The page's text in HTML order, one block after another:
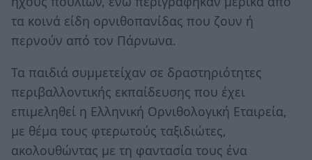
τα κοινά είδη ορνιθοπανίδας που ζουν ή
περνούν από τον Πάρνωνα.
Τα παιδιά συμμετείχαν σε δραστηριότητες
περιβαλλοντικής εκπαίδευσης που έχει
επιμεληθεί η Ελληνική Ορνιθολογική Εταιρεία,
με θέμα τους φτερωτούς ταξιδιώτες,
ακολουθώντας με τη φαντασία τους ένα